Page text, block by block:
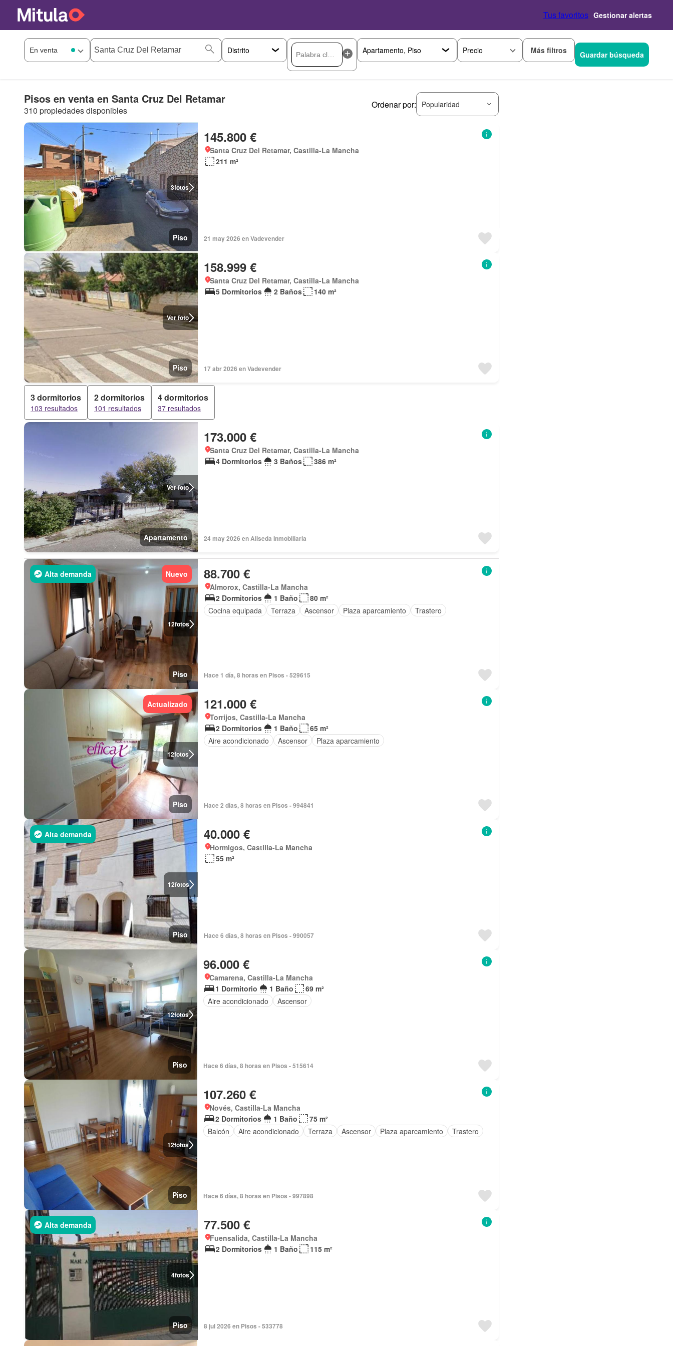
Tus favoritos Gestionar alertas
Precio Más filtros Guardar búsqueda
Pisos en venta en Santa Cruz Del Retamar
310 propiedades disponibles
Ordenar por: Popularidad
3fotos
Piso
145.800 €
Santa Cruz Del Retamar, Castilla-La Mancha
211 m²
21 may 2026 en Vadevender
Ver foto
Piso
158.999 €
Santa Cruz Del Retamar, Castilla-La Mancha
5 Dormitorios
2 Baños 140 m²
17 abr 2026 en Vadevender
3 dormitorios
103 resultados
2 dormitorios
101 resultados
4 dormitorios
37 resultados
Ver foto
Apartamento
173.000 €
Santa Cruz Del Retamar, Castilla-La Mancha
4 Dormitorios
3 Baños 386 m²
24 may 2026 en Aliseda Inmobiliaria
12fotos
Alta demanda Nuevo
Piso
88.700 €
Almorox, Castilla-La Mancha
2 Dormitorios
1 Baño
80 m²
Cocina equipada
Terraza Ascensor Plaza aparcamiento Trastero
Hace 1 día, 8 horas en Pisos - 529615
12fotos
Actualizado
Piso
121.000 €
Torrijos, Castilla-La Mancha
2 Dormitorios
1 Baño
65 m²
Aire acondicionado
Ascensor Plaza aparcamiento
Hace 2 días, 8 horas en Pisos - 994841
12fotos
Alta demanda
Piso
40.000 €
Hormigos, Castilla-La Mancha
55 m²
Hace 6 días, 8 horas en Pisos - 990057
12fotos
Piso
96.000 €
Camarena, Castilla-La Mancha
1 Dormitorio
1 Baño
69 m²
Aire acondicionado
Ascensor
Hace 6 días, 8 horas en Pisos - 515614
12fotos
Piso
107.260 €
Novés, Castilla-La Mancha
2 Dormitorios
1 Baño
75 m²
Balcón
Aire acondicionado Terraza Ascensor Plaza aparcamiento Trastero
Hace 6 días, 8 horas en Pisos - 997898
4fotos
Alta demanda
Piso
77.500 €
Fuensalida, Castilla-La Mancha
2 Dormitorios
1 Baño 115 m²
8 jul 2026 en Pisos - 533778